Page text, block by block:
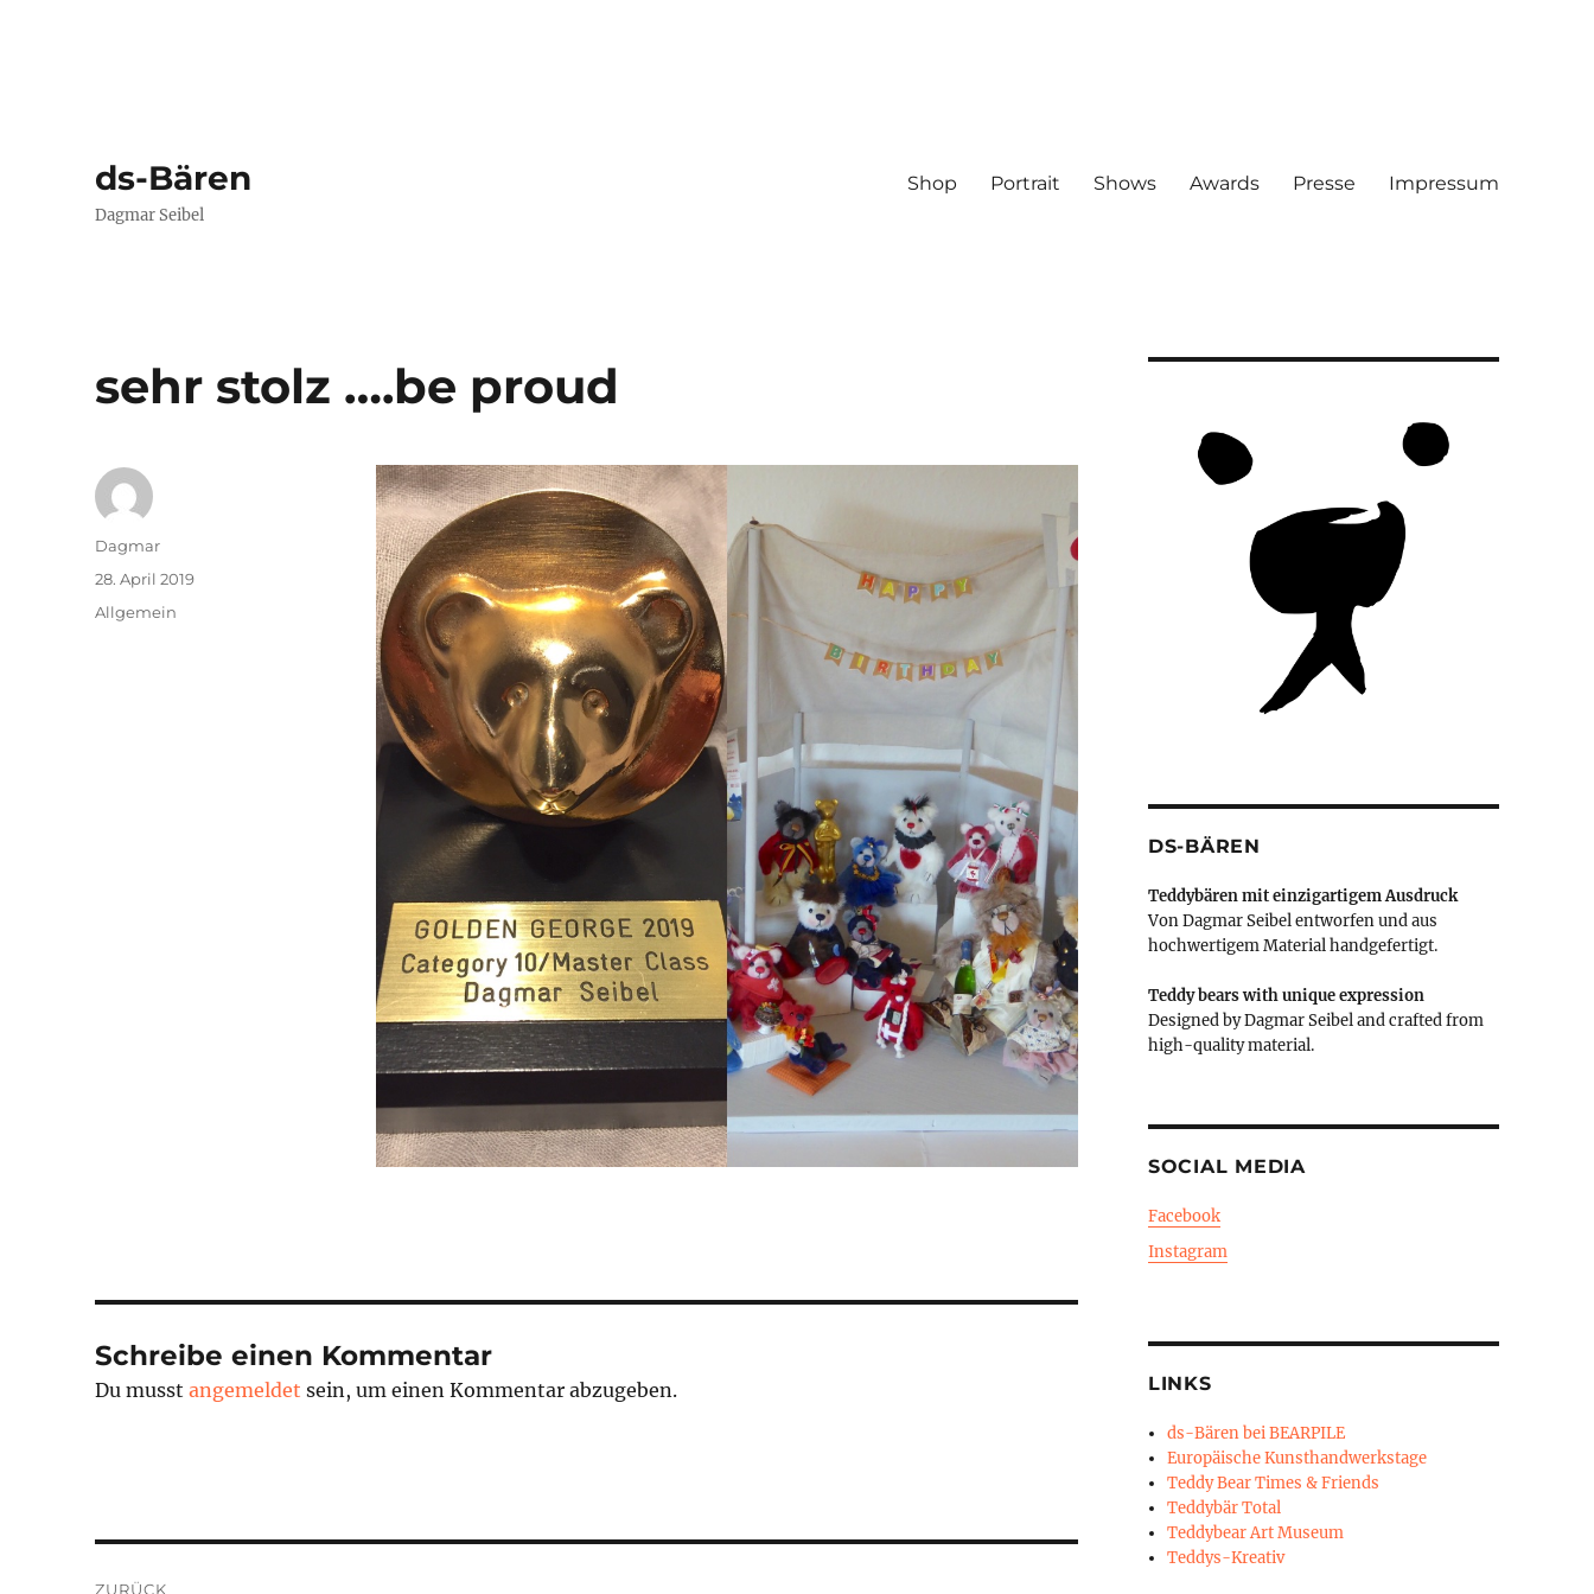
ds-Bären
Dagmar Seibel
Shop Portrait Shows Awards Presse Impressum
sehr stolz ….be proud
Autor
Dagmar
Veröffentlicht
am
28. April 2019
Kategorien
Allgemein
Schreibe einen Kommentar
Du musstangemeldet sein, um einen Kommentar abzugeben.
ZURÜCK
DS-BÄREN
Teddybären mit einzigartigem Ausdruck
Von Dagmar Seibel entworfen und aus
hochwertigem Material handgefertigt.
Teddy bears with unique expression
Designed by Dagmar Seibel and crafted from
high-quality material.
SOCIAL MEDIA
Facebook
Instagram
LINKS
ds-Bären bei BEARPILE
Europäische Kunsthandwerkstage
Teddy Bear Times & Friends
Teddybär Total
Teddybear Art Museum
Teddys-Kreativ